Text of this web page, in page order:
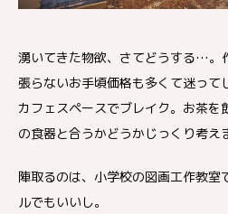
湧いてきた物欲、さてどうする…。
張らないお手頃価格も多くて迷って
カフェスペースでブレイク。お茶を
の食器と合うかどうかじっくり考え
陣取るのは、小学校の図画工作教室
ルでもいいし。